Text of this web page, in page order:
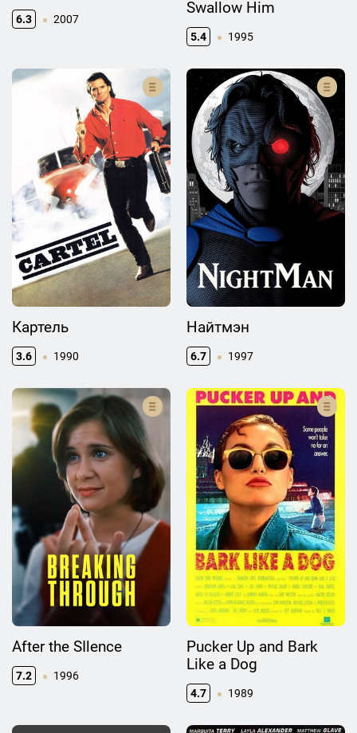
6.3 2007
Swallow Him
5.4 1995
Картель
3.6 1990
Найтмэн
6.7 1997
After the SIlence
7.2 1996
Pucker Up and Bark
Like a Dog
4.7 1989